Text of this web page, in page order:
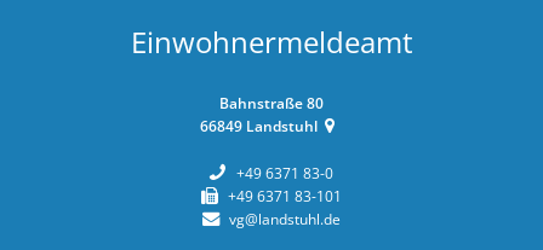
Einwohnermeldeamt
Bahnstraße 80
66849 Landstuhl
+49 6371 83-0
+49 6371 83-101
vg@landstuhl.de